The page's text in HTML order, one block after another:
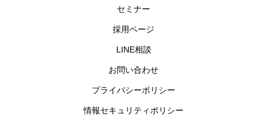
セミナー
採用ページ
LINE相談
お問い合わせ
プライバシーポリシー
情報セキュリティポリシー